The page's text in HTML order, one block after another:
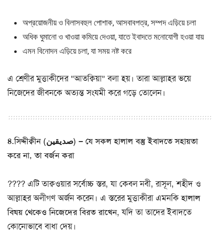
অপ্রয়োজনীয় ও বিলাসবহুল পোশাক, আসবাবপত্র, সম্পদ এড়িয়ে চলা
অধিক ঘুমানো ও খাওয়া কমিয়ে দেওয়া, যাতে ইবাদতে মনোযোগী হওয়া যায়
এমন বিনোদন এড়িয়ে চলা, যা সময় নষ্ট করে
এ শ্রেণীর মুত্তাকীদের “আতক্বিয়া” বলা হয়। তারা আল্লাহর ভয়ে
নিজেদের জীবনকে অত্যন্ত সংযমী করে গড়ে তোলেন।
৪.সিদ্দীক্বীন (صديقين) – যে সকল হালাল বস্তু ইবাদতে সহায়তা
করে না, তা বর্জন করা
???? এটি তাক্বওয়ার সর্বোচ্চ স্তর, যা কেবল নবী, রাসূল, শহীদ ও
আল্লাহর অলীগণ অর্জন করেন। এ স্তরের মুত্তাকীরা এমনকিহালাল
বিষয় থেকেও নিজেদের বিরত রাখেন, যদি তা তাদের ইবাদতে
কোনোভাবে বাধা দেয়।